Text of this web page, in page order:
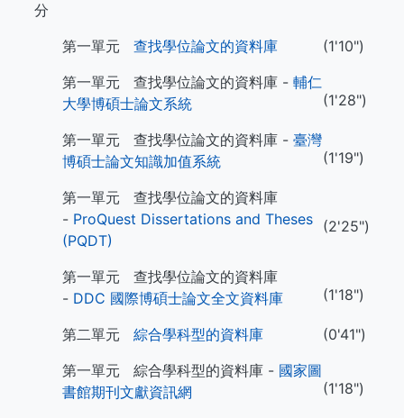
分
第一單元 查找學位論文的資料庫
(1'10")
第一單元 查找學位論文的資料庫 - 輔仁
大學博碩士論文系統
(1'28")
第一單元 查找學位論文的資料庫 - 臺灣
博碩士論文知識加值系統
(1'19")
第一單元 查找學位論文的資料庫
- ProQuest Dissertations and Theses
(PQDT)
(2'25")
第一單元 查找學位論文的資料庫
- DDC 國際博碩士論文全文資料庫 (1'18")
第二單元 綜合學科型的資料庫
(0'41")
第一單元 綜合學科型的資料庫 - 國家圖
書館期刊文獻資訊網
(1'18")